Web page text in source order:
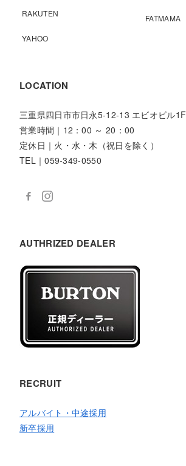
RAKUTEN
YAHOO
FATMAMA
LOCATION
三重県四日市市日永5-12-13 エビオビル1F
営業時間｜12：00 ～ 20：00
定休日｜火・水・木（祝日を除く）
TEL｜059-349-0550
AUTHRIZED DEALER
RECRUIT
アルバイト・中途採用
新卒採用